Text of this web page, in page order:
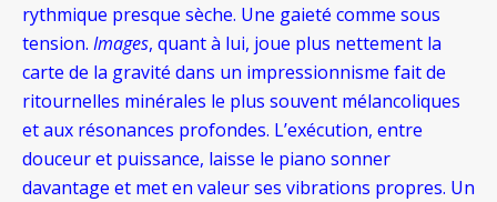
rythmique presque sèche. Une gaieté comme sous
tension. Images, quant à lui, joue plus nettement la
carte de la gravité dans un impressionnisme fait de
ritournelles minérales le plus souvent mélancoliques
et aux résonances profondes. L’exécution, entre
douceur et puissance, laisse le piano sonner
davantage et met en valeur ses vibrations propres. Un